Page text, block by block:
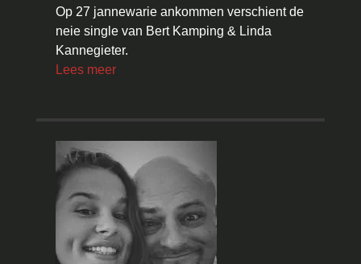
Op 27 jannewarie ankommen verschient de
neie single van Bert Kamping & Linda
Kannegieter.
Lees meer